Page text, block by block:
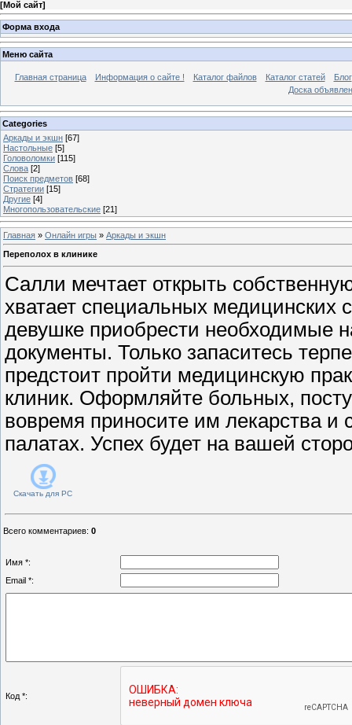
[Мой сайт]
Форма входа
Меню сайта
Главная страница Информация о сайте ! Каталог файлов Каталог статей
Блог
Доска
Categories
Аркады и экшн [67]
Настольные [5]
Головоломки [115]
Слова [2]
Поиск предметов [68]
Стратегии [15]
Другие [4]
Многопользовательские [21]
Главная » Онлайн игры » Аркады и экшн
Переполох в клинике
Салли мечтает открыть
хватает специальных медицинских
девушке приобрести необходимые
документы. Только запаситесь
предстоит пройти медицинскую
клиник. Оформляйте больных,
вовремя приносите им лекарства и
палатах. Успех будет на вашей
Скачать для PC
Всего комментариев: 0
Имя *:
Email *:
Код *: